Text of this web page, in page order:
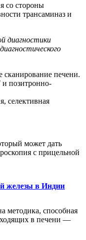
со стороны
трансаминаз и
диагностики
сканирование печени.
позитронно-
селективная
может дать
с прицельной
железы в Индии
методика, способная
в печени —